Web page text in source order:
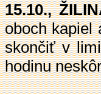
15.10.,
oboch kapiel
skončiť v
hodinu